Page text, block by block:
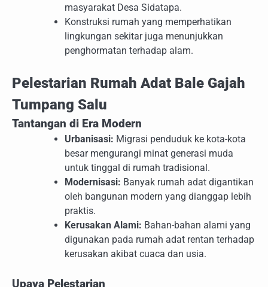
masyarakat Desa Sidatapa.
Konstruksi rumah yang memperhatikan
lingkungan sekitar juga menunjukkan
penghormatan terhadap alam.
Pelestarian Rumah Adat Bale Gajah
Tumpang Salu
Tantangan di Era Modern
Urbanisasi: Migrasi penduduk ke kota-kota
besar mengurangi minat generasi muda
untuk tinggal di rumah tradisional.
Modernisasi: Banyak rumah adat digantikan
oleh bangunan modern yang dianggap lebih
praktis.
Kerusakan Alami: Bahan-bahan alami yang
digunakan pada rumah adat rentan terhadap
kerusakan akibat cuaca dan usia.
Upaya Pelestarian